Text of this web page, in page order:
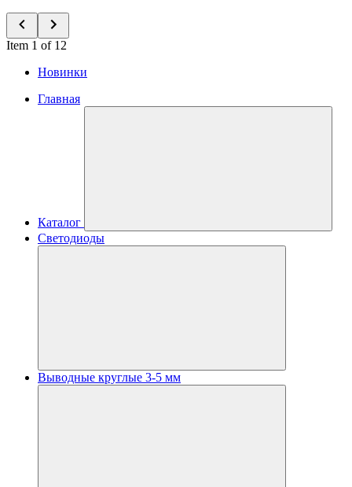
Item 1 of 12
Новинки
Главная
Каталог
Светодиоды
Выводные круглые 3-5 мм